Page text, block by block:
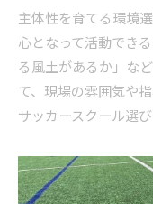
主体性を育てる環境
心となって活動でき
る風土があるか」な
て、現場の雰囲気や
サッカースクール選